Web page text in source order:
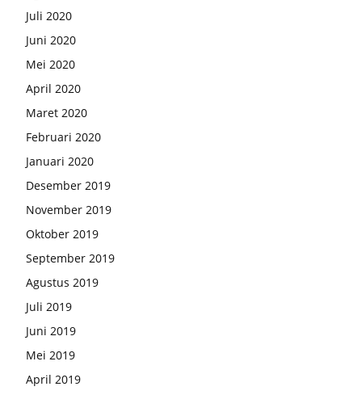
Juli 2020
Juni 2020
Mei 2020
April 2020
Maret 2020
Februari 2020
Januari 2020
Desember 2019
November 2019
Oktober 2019
September 2019
Agustus 2019
Juli 2019
Juni 2019
Mei 2019
April 2019